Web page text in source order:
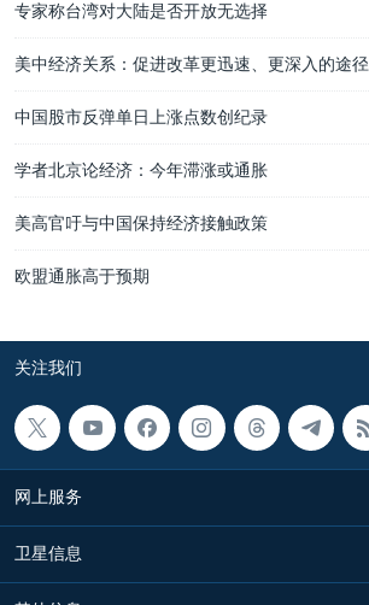
专家称台湾对大陆是否开放无选择
美中经济关系：促进改革更迅速、更深入的途径
中国股市反弹单日上涨点数创纪录
学者北京论经济：今年滞涨或通胀
美高官吁与中国保持经济接触政策
欧盟通胀高于预期
关注我们
网上服务
卫星信息